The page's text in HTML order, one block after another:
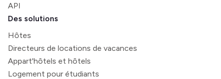
API
Des solutions
Hôtes
Directeurs de locations de vacances
Appart'hôtels et hôtels
Logement pour étudiants